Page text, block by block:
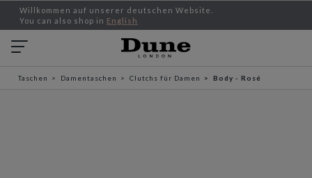
Willkommen auf unserer deutschen Website.
You can also shop in English
Taschen Damentaschen Clutchs für Damen Body - Rosé